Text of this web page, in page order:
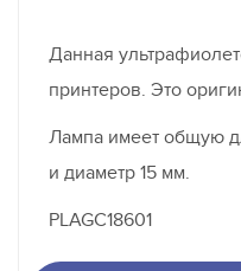
Данная
принтеров. Это
Лампа имеет общую
и диаметр 15 мм.
PLAGC18601